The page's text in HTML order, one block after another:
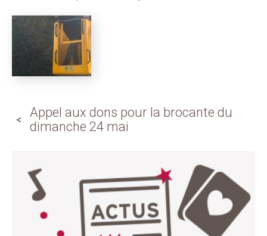
Appel aux dons pour la brocante du
dimanche 24 mai